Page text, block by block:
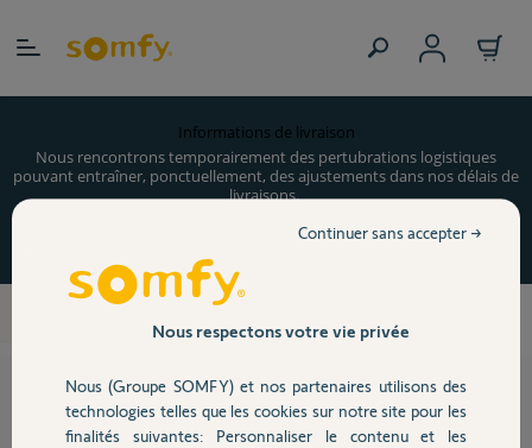
Informations de livraison
Nous rencontrons temporairement des pertubrations logistiques
pouvant entraîner, ponctuellement, des ajustements dans nos délais de
livraisons.
Merci pour votre compréhension.
"Du 1er décembre 2021 au 9 janvier 2022,
Nous respectons votre vie privée
Nous (Groupe SOMFY) et nos partenaires utilisons des
technologies telles que les cookies sur notre site pour les
finalités suivantes: Personnaliser le contenu et les
Continuer sans accepter →